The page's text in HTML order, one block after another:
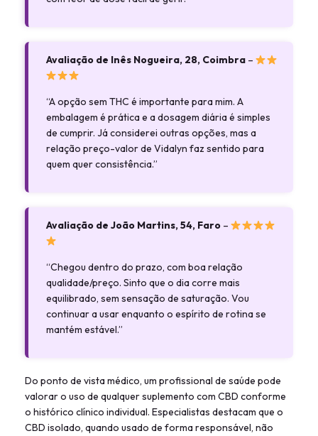
Avaliação de Inês Nogueira, 28, Coimbra–
“A opção sem THC é importante para mim. A
embalagem é prática e a dosagem diária é simples
de cumprir. Já considerei outras opções, mas a
relação preço-valor de Vidalyn faz sentido para
quem quer consistência.”
Avaliação de João Martins, 54, Faro–
“Chegou dentro do prazo, com boa relação
qualidade/preço. Sinto que o dia corre mais
equilibrado, sem sensação de saturação. Vou
continuar a usar enquanto o espírito de rotina se
mantém estável.”
Do ponto de vista médico, um profissional de saúde pode
valorar o uso de qualquer suplemento com CBD conforme
o histórico clínico individual. Especialistas destacam que o
CBD isolado, quando usado de forma responsável, não